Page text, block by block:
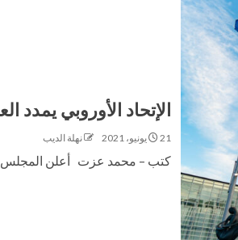
الإتحاد الأوروبي يمدد
21 يونيو، 2021 نهلة الديب
كتب – محمد عزت أعلن المجلس